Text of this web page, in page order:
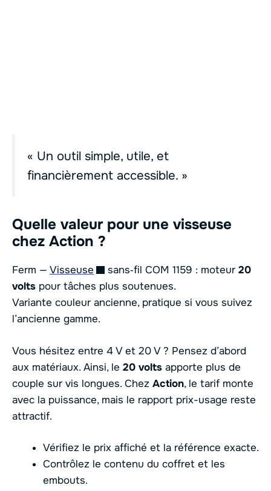
« Un outil simple, utile, et
financièrement accessible. »
Quelle valeur pour une visseuse
chez Action ?
Ferm — Visseuse sans‑fil COM 1159 : moteur 20
volts pour tâches plus soutenues.
Variante couleur ancienne, pratique si vous suivez
l’ancienne gamme.
Vous hésitez entre 4 V et 20 V ? Pensez d’abord
aux matériaux. Ainsi, le 20 volts apporte plus de
couple sur vis longues. Chez Action, le tarif monte
avec la puissance, mais le rapport prix-usage reste
attractif.
Vérifiez le prix affiché et la référence exacte.
Contrôlez le contenu du coffret et les
embouts.